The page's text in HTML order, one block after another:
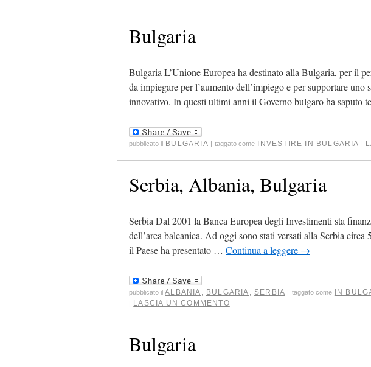
Bulgaria
Bulgaria L’Unione Europea ha destinato alla Bulgaria, per il
da impiegare per l’aumento dell’impiego e per supportare
innovativo. In questi ultimi anni il Governo bulgaro ha saputo
pubblicato il BULGARIA | taggato come INVESTIRE IN BULGARIA |
Serbia, Albania, Bulgaria
Serbia Dal 2001 la Banca Europea degli Investimenti sta
dell’area balcanica. Ad oggi sono stati versati alla Serbia
il Paese ha presentato … Continua a leggere →
pubblicato il ALBANIA , BULGARIA , SERBIA | taggato come IN
| LASCIA UN COMMENTO
Bulgaria